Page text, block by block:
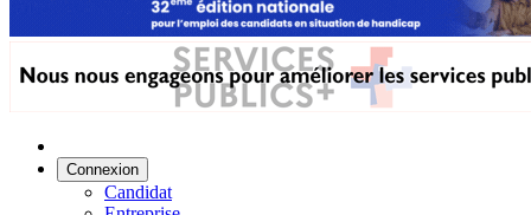
Connexion
Candidat